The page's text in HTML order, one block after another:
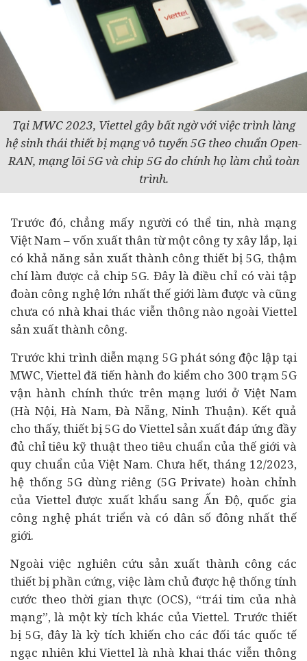
Tại MWC 2023, Viettel gây bất ngờ với việc trình làng
hệ sinh thái thiết bị mạng vô tuyến 5G theo chuẩn Open-
RAN, mạng lõi 5G và chip 5G do chính họ làm chủ toàn
trình.
Trước đó, chẳng mấy người có thể tin, nhà mạng
Việt Nam – vốn xuất thân từ một công ty xây lắp, lại
có khả năng sản xuất thành công thiết bị 5G, thậm
chí làm được cả chip 5G. Đây là điều chỉ có vài tập
đoàn công nghệ lớn nhất thế giới làm được và cũng
chưa có nhà khai thác viễn thông nào ngoài Viettel
sản xuất thành công.
Trước khi trình diễn mạng 5G phát sóng độc lập tại
MWC, Viettel đã tiến hành đo kiểm cho 300 trạm 5G
vận hành chính thức trên mạng lưới ở Việt Nam
(Hà Nội, Hà Nam, Đà Nẵng, Ninh Thuận). Kết quả
cho thấy, thiết bị 5G do Viettel sản xuất đáp ứng đầy
đủ chỉ tiêu kỹ thuật theo tiêu chuẩn của thế giới và
quy chuẩn của Việt Nam. Chưa hết, tháng 12/2023,
hệ thống 5G dùng riêng (5G Private) hoàn chỉnh
của Viettel được xuất khẩu sang Ấn Độ, quốc gia
công nghệ phát triển và có dân số đông nhất thế
giới.
Ngoài việc nghiên cứu sản xuất thành công các
thiết bị phần cứng, việc làm chủ được hệ thống tính
cước theo thời gian thực (OCS), “trái tim của nhà
mạng”, là một kỳ tích khác của Viettel. Trước thiết
bị 5G, đây là kỳ tích khiến cho các đối tác quốc tế
ngạc nhiên khi Viettel là nhà khai thác viễn thông